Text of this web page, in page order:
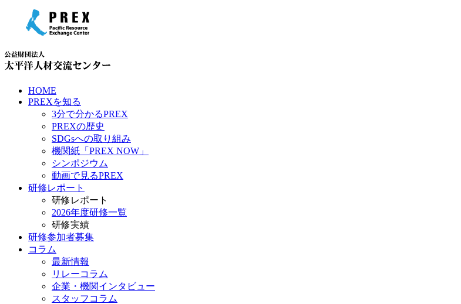
HOME
PREXを知る
3分で分かるPREX
PREXの歴史
SDGsへの取り組み
機関紙「PREX NOW」
シンポジウム
動画で見るPREX
研修レポート
研修レポート
2026年度研修一覧
研修実績
研修参加者募集
コラム
最新情報
リレーコラム
企業・機関インタビュー
スタッフコラム